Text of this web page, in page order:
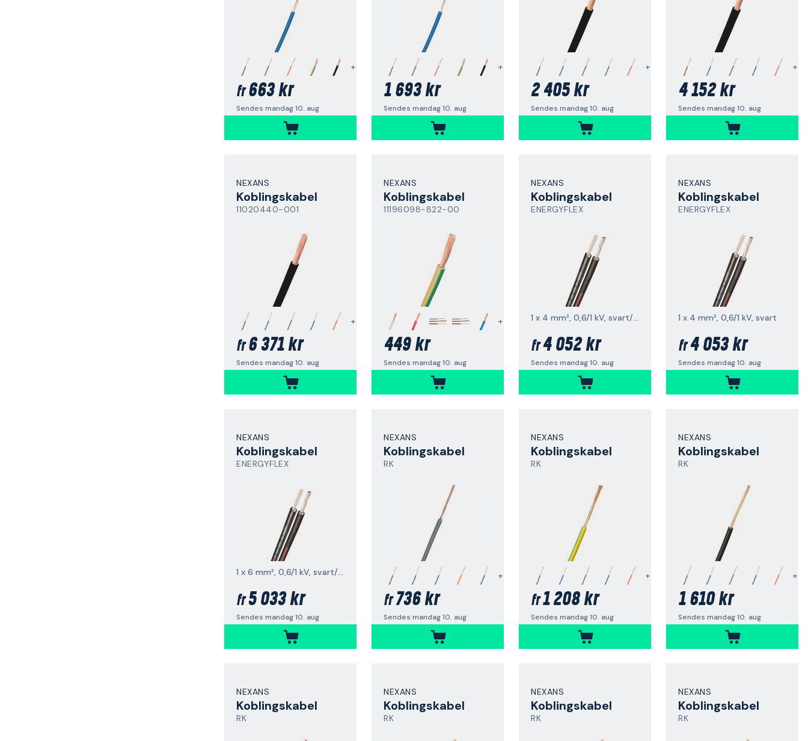
+
fr663 kr
Sendes mandag 10. aug
+
1 693 kr
Sendes mandag 10. aug
+
2 405 kr
Sendes mandag 10. aug
+
4 152 kr
Sendes mandag 10. aug
NEXANS
Koblingskabel
11020440-001
+
fr6 371 kr
Sendes mandag 10. aug
NEXANS
Koblingskabel
11196098-822-00
+
449 kr
Sendes mandag 10. aug
NEXANS
Koblingskabel
ENERGYFLEX
1 x 4 mm², 0,6/1 kV, svart/rød
fr4 052 kr
Sendes mandag 10. aug
NEXANS
Koblingskabel
ENERGYFLEX
1 x 4 mm², 0,6/1 kV, svart
fr4 053 kr
Sendes mandag 10. aug
NEXANS
Koblingskabel
ENERGYFLEX
1 x 6 mm², 0,6/1 kV, svart/rød
fr5 033 kr
Sendes mandag 10. aug
NEXANS
Koblingskabel
RK
+
fr736 kr
Sendes mandag 10. aug
NEXANS
Koblingskabel
RK
+
fr1 208 kr
Sendes mandag 10. aug
NEXANS
Koblingskabel
RK
+
1 610 kr
Sendes mandag 10. aug
NEXANS
Koblingskabel
RK
NEXANS
Koblingskabel
RK
NEXANS
Koblingskabel
RK
NEXANS
Koblingskabel
RK